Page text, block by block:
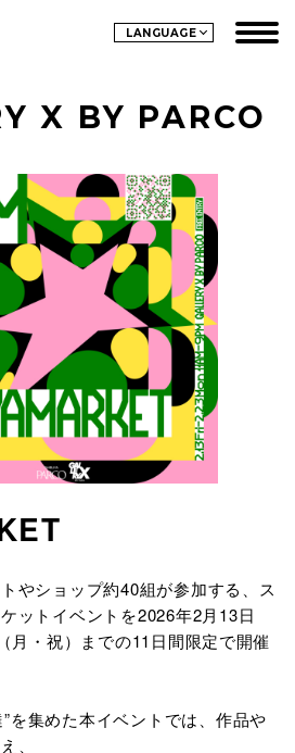
LANGUAGE
X BY PARCO
やショップ約40組が参加する、ス
ットイベントを2026年2月13日
月・祝）までの11日間限定で開催
を集めた本イベントでは、作品や
、